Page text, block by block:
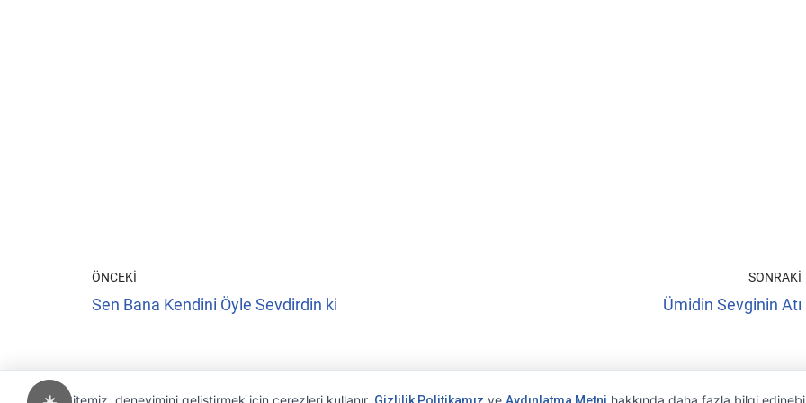
ÖNCEKI
Sen Bana Kendini Öyle Sevdirdin ki
SONRAKI
Ümidin Sevginin Atı
Sitemiz, deneyimini geliştirmek için çerezleri kullanır. ve hakkında daha fazla bilgi